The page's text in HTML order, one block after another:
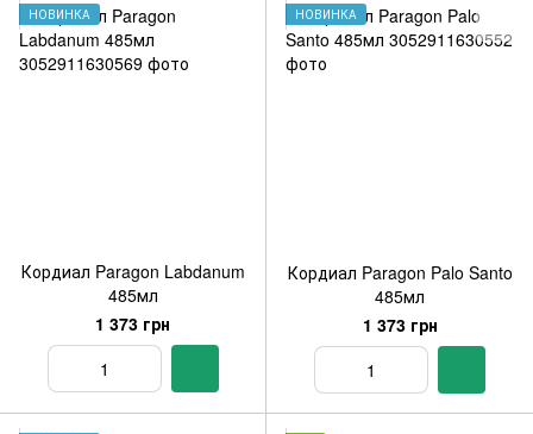
НОВИНКА
Кордиал Paragon Labdanum
485мл
1 373 грн
НОВИНКА
Кордиал Paragon Palo Santo
485мл
1 373 грн